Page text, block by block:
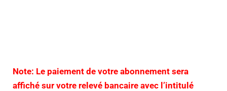
Note: Le paiement de votre abonnement sera
affiché sur votre relevé bancaire avec l’intitulé